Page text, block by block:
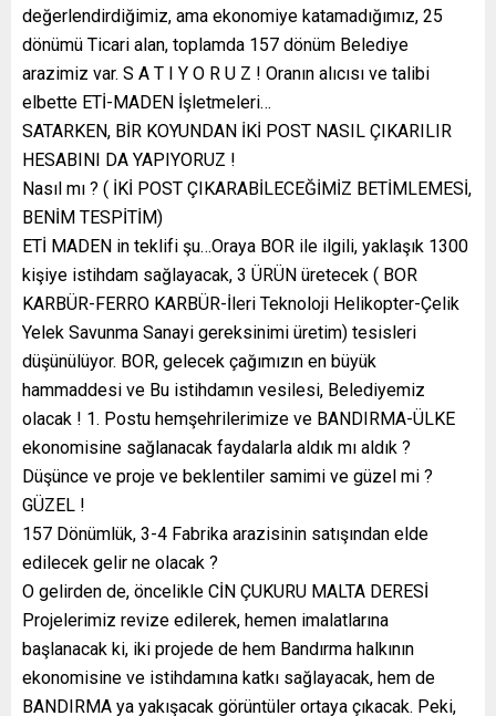
değerlendirdiğimiz, ama ekonomiye katamadığımız, 25
dönümü Ticari alan, toplamda 157 dönüm Belediye
arazimiz var. S A T I Y O R U Z ! Oranın alıcısı ve talibi
elbette ETİ-MADEN İşletmeleri…
SATARKEN, BİR KOYUNDAN İKİ POST NASIL ÇIKARILIR
HESABINI DA YAPIYORUZ !
Nasıl mı ? ( İKİ POST ÇIKARABİLECEĞİMİZ BETİMLEMESİ,
BENİM TESPİTİM)
ETİ MADEN in teklifi şu…Oraya BOR ile ilgili, yaklaşık 1300
kişiye istihdam sağlayacak, 3 ÜRÜN üretecek ( BOR
KARBÜR-FERRO KARBÜR-İleri Teknoloji Helikopter-Çelik
Yelek Savunma Sanayi gereksinimi üretim) tesisleri
düşünülüyor. BOR, gelecek çağımızın en büyük
hammaddesi ve Bu istihdamın vesilesi, Belediyemiz
olacak ! 1. Postu hemşehrilerimize ve BANDIRMA-ÜLKE
ekonomisine sağlanacak faydalarla aldık mı aldık ?
Düşünce ve proje ve beklentiler samimi ve güzel mi ?
GÜZEL !
157 Dönümlük, 3-4 Fabrika arazisinin satışından elde
edilecek gelir ne olacak ?
O gelirden de, öncelikle CİN ÇUKURU MALTA DERESİ
Projelerimiz revize edilerek, hemen imalatlarına
başlanacak ki, iki projede de hem Bandırma halkının
ekonomisine ve istihdamına katkı sağlayacak, hem de
BANDIRMA ya yakışacak görüntüler ortaya çıkacak. Peki,